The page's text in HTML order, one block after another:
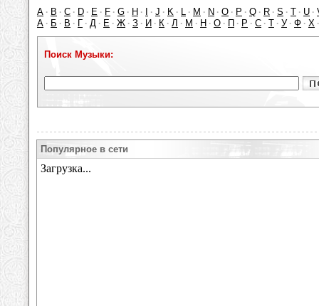
A · B · C · D · E · F · G · H · · J · K · L · M · N · O · P · Q · R · S · T · U ·
А · Б · В · Г · Д · Е · Ж · З · И · К · Л · М · Н · О · П · Р · С · Т · У · Ф · Х
Поиск Музыки:
Популярное в сети